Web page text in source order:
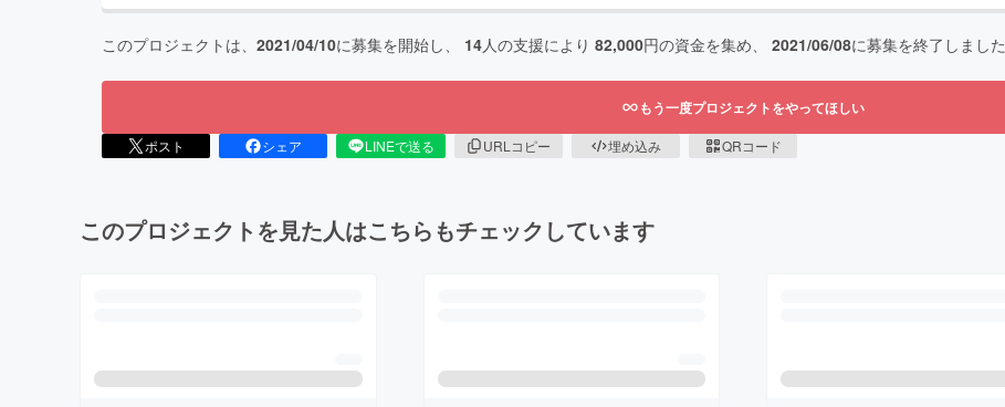
このプロジェクトは、 2021/04/10に募集を開始し、 14人の支援により 82,000円の資金を集め、 2021/06/08に募集を終了しました
もう一度プロジェクトをやってほしい
ポスト シェア LINEで送る URLコピー 埋め込み QRコード
このプロジェクトを見た人はこちらもチェックしています